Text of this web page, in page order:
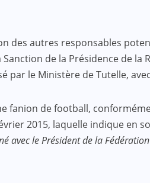
des autres responsables
de la Présidence de
le Ministère de Tutelle,
fanion de football,
2015, laquelle indique en
avec le Président de la